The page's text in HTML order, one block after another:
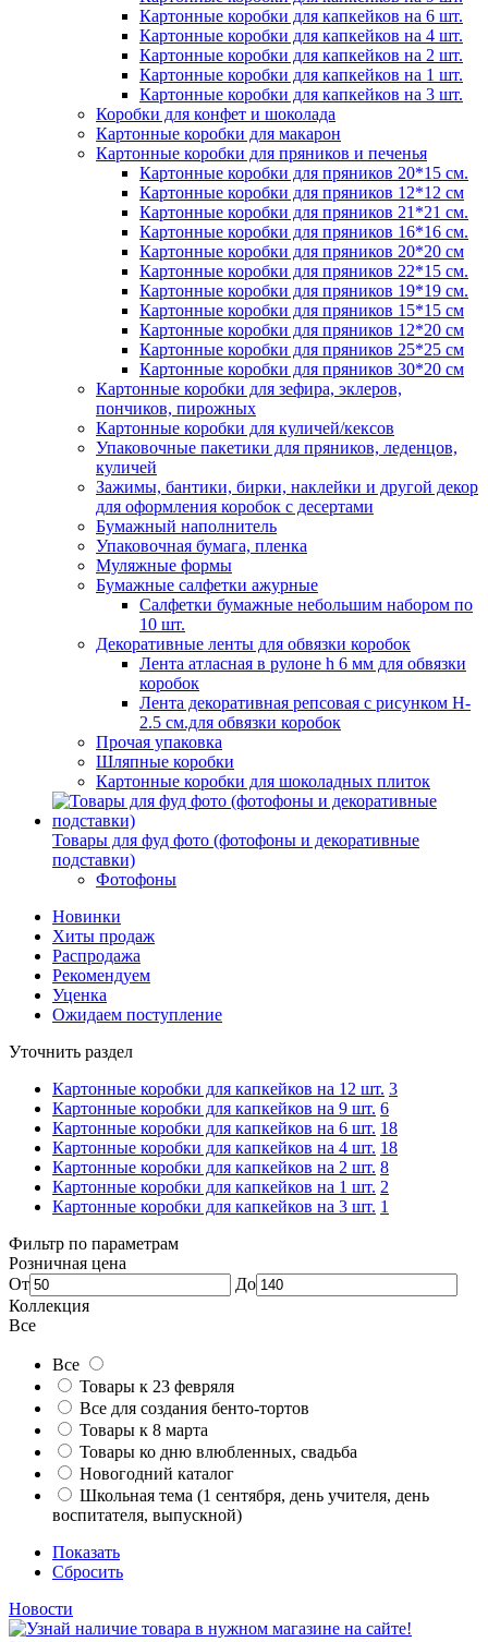
Картонные коробки для капкейков на 6 шт.
Картонные коробки для капкейков на 4 шт.
Картонные коробки для капкейков на 2 шт.
Картонные коробки для капкейков на 1 шт.
Картонные коробки для капкейков на 3 шт.
Коробки для конфет и шоколада
Картонные коробки для макарон
Картонные коробки для пряников и печенья
Картонные коробки для пряников 20*15 см.
Картонные коробки для пряников 12*12 см
Картонные коробки для пряников 21*21 см.
Картонные коробки для пряников 16*16 см.
Картонные коробки для пряников 20*20 см
Картонные коробки для пряников 22*15 см.
Картонные коробки для пряников 19*19 см.
Картонные коробки для пряников 15*15 см
Картонные коробки для пряников 12*20 см
Картонные коробки для пряников 25*25 см
Картонные коробки для пряников 30*20 см
Картонные коробки для зефира, эклеров,
пончиков, пирожных
Картонные коробки для куличей/кексов
Упаковочные пакетики для пряников, леденцов,
куличей
Зажимы, бантики, бирки, наклейки и другой декор
для оформления коробок с десертами
Бумажный наполнитель
Упаковочная бумага, пленка
Муляжные формы
Бумажные салфетки ажурные
Салфетки бумажные небольшим набором по
10 шт.
Декоративные ленты для обвязки коробок
Лента атласная в рулоне h 6 мм для обвязки
коробок
Лента декоративная репсовая с рисунком H-
2.5 см.для обвязки коробок
Прочая упаковка
Шляпные коробки
Картонные коробки для шоколадных плиток
Товары для фуд фото (фотофоны и декоративные
подставки)
Фотофоны
Новинки
Хиты продаж
Распродажа
Рекомендуем
Уценка
Ожидаем поступление
Уточнить раздел
Картонные коробки для капкейков на 12 шт. 3
Картонные коробки для капкейков на 9 шт. 6
Картонные коробки для капкейков на 6 шт. 18
Картонные коробки для капкейков на 4 шт. 18
Картонные коробки для капкейков на 2 шт. 8
Картонные коробки для капкейков на 1 шт. 2
Картонные коробки для капкейков на 3 шт. 1
Фильтр по параметрам
Розничная цена
От
До
Коллекция
Все
Все
Товары к 23 февряля
Все для создания бенто-тортов
Товары к 8 марта
Товары ко дню влюбленных, свадьба
Новогодний каталог
Школьная тема (1 сентября, день учителя, день
воспитателя, выпускной)
Показать
Сбросить
Новости